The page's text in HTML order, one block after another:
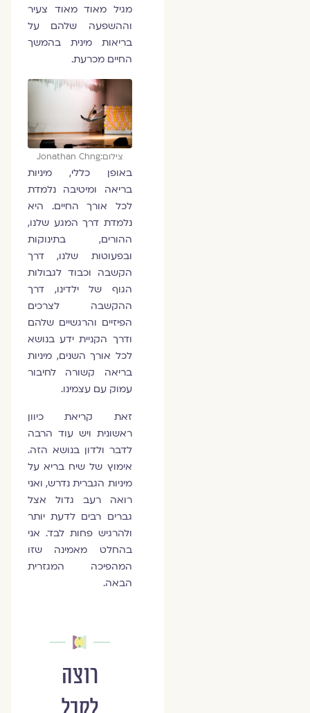
מגיל מאוד מאוד צעיר
וההשפעה שלהם על
בריאות מינית בהמשך
החיים מכרעת.
צילום:Jonathan Chng
באופן כללי, מיניות
בריאה ומיטיבה נלמדת
לכל אורך החיים. היא
נלמדת דרך המגע שלנו,
ההורים, בתינוקות
ובפעוטות שלנו, דרך
הקשבה וכבוד לגבולות
הגוף של ילדינו, דרך
ההקשבה לצרכים
הפיזיים והרגשיים שלהם
ודרך הקניית ידע בנושא
לכל אורך השנים, מיניות
בריאה קשורה לחיבור
עמוק עם עצמינו.
זאת קריאת כיוון
ראשונית ויש עוד הרבה
לדבר ולדון בנושא הזה.
אימוץ של שיח בריא על
מיניות הגברית נדרש, ואני
רואה רעב גדול אצל
גברים רבים לדעת יותר
ולהרגיש פחות לבד. אני
בהחלט מאמינה שזו
המהפיכה המגזרית
הבאה.
רוצה